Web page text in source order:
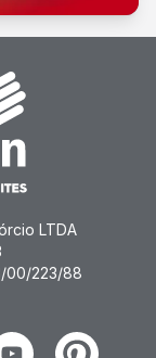
LTDA
00/223/88
Pinterest